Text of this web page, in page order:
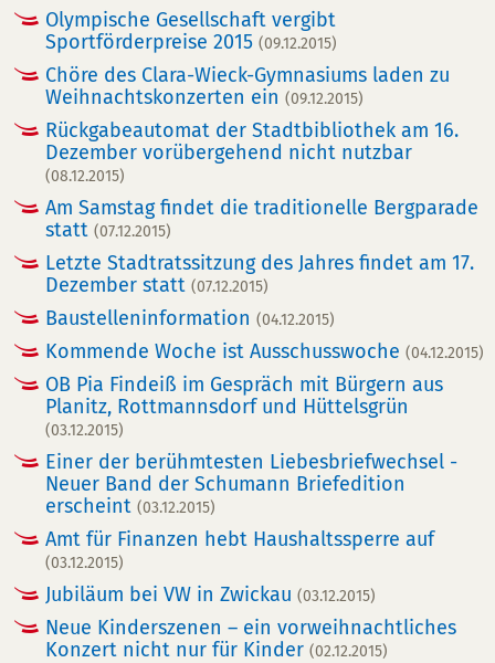
Olympische Gesellschaft vergibt
Sportförderpreise 2015 (09.12.2015)
Chöre des Clara-Wieck-Gymnasiums laden zu
Weihnachtskonzerten ein (09.12.2015)
Rückgabeautomat der Stadtbibliothek am 16.
Dezember vorübergehend nicht nutzbar
(08.12.2015)
Am Samstag findet die traditionelle Bergparade
statt (07.12.2015)
Letzte Stadtratssitzung des Jahres findet am 17.
Dezember statt (07.12.2015)
Baustelleninformation (04.12.2015)
Kommende Woche ist Ausschusswoche (04.12.2015)
OB Pia Findeiß im Gespräch mit Bürgern aus
Planitz, Rottmannsdorf und Hüttelsgrün
(03.12.2015)
Einer der berühmtesten Liebesbriefwechsel -
Neuer Band der Schumann Briefedition
erscheint (03.12.2015)
Amt für Finanzen hebt Haushaltssperre auf
(03.12.2015)
Jubiläum bei VW in Zwickau (03.12.2015)
Neue Kinderszenen – ein vorweihnachtliches
Konzert nicht nur für Kinder (02.12.2015)